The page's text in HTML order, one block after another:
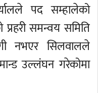
पद सम्हालेको
समन्वय समिति
नभएर सिलवालले
उल्लंघन गरेकोमा